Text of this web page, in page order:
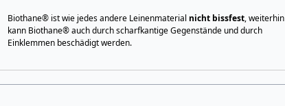
Biothane® ist wie jedes andere Leinenmaterial nicht bissfest, weiterhin
kann Biothane® auch durch scharfkantige Gegenstände und durch
Einklemmen beschädigt werden.